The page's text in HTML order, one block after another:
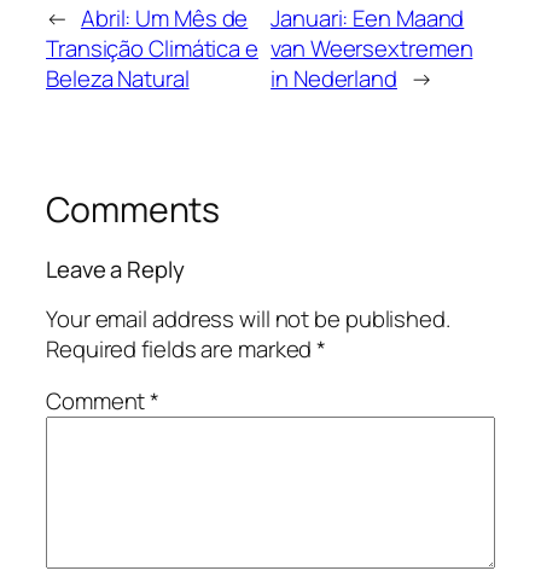
← Abril: Um Mês de
Transição Climática e
Beleza Natural
Januari: Een Maand
van Weersextremen
in Nederland →
Comments
Leave a Reply
Your email address will not be published.
Required fields are marked*
Comment*